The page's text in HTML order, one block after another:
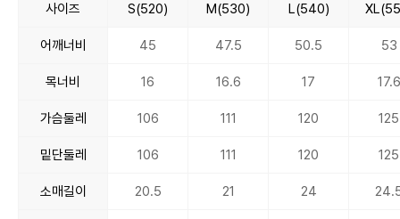
사이즈 S(520) M(530) L(540)
어깨너비 45 47.5 50.5 53
목너비 16 16.6 17 17.6
가슴둘레 106 111 120 125
밑단둘레 106 111 120 125
소매길이 20.5 21 24